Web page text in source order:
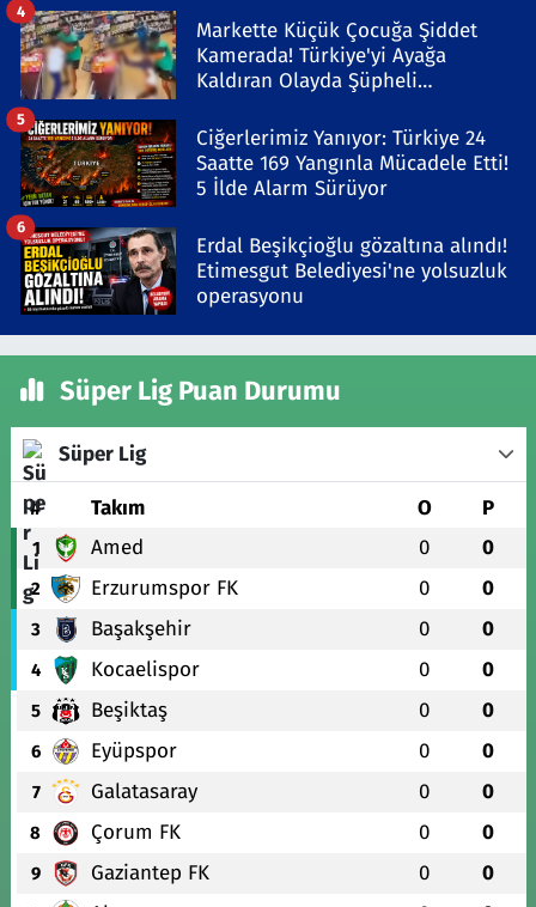
Markette Küçük Çocuğa Şiddet
Kamerada! Türkiye'yi Ayağa
Kaldıran Olayda Şüpheli
4
Ciğerlerimiz Yanıyor: Türkiye 24
Saatte 169 Yangınla Mücadele Etti!
5 İlde Alarm Sürüyor
5
Erdal Beşikçioğlu gözaltına alındı!
Etimesgut Belediyesi'ne yolsuzluk
operasyonu
6
Süper Lig Puan Durumu
Süper Lig
# Takım O P
1 Amed 0 0
2 Erzurumspor FK 0 0
3 Başakşehir 0 0
4 Kocaelispor 0 0
5 Beşiktaş 0 0
6 Eyüpspor 0 0
7 Galatasaray 0 0
8 Çorum FK 0 0
9 Gaziantep FK 0 0